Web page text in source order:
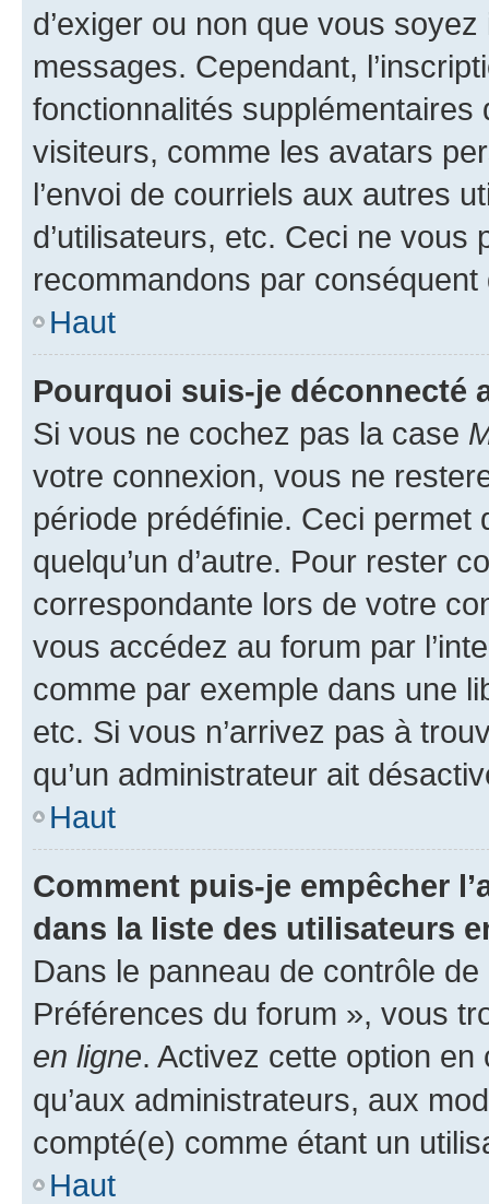
d’exiger ou non que vous
messages. Cependant,
fonctionnalités
visiteurs, comme les avatars
l’envoi de courriels aux autres
d’utilisateurs, etc. Ceci ne vous
recommandons par conséquent
Haut
Pourquoi suis-je déconnecté
Si vous ne cochez pas la case
votre connexion, vous ne
période prédéfinie. Ceci permet
quelqu’un d’autre. Pour rester
correspondante lors de votre
vous accédez au forum par
comme par exemple dans une
etc. Si vous n’arrivez pas à
qu’un administrateur ait
Haut
Comment puis-je empêcher
dans la liste des utilisateurs
Dans le panneau de contrôle
Préférences du forum », vous
en ligne. Activez cette option
qu’aux administrateurs, aux
compté(e) comme étant un
Haut